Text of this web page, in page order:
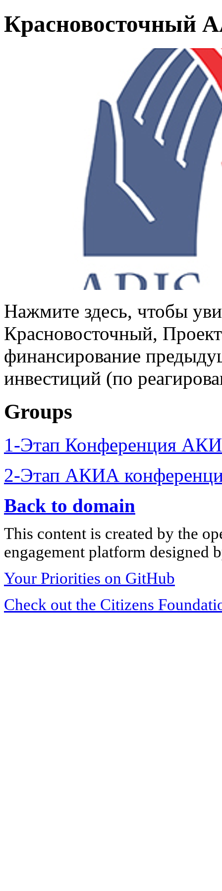
Красновосточный
Нажмите здесь, чтобы
Красновосточный,
финансирование
инвестиций (по
Groups
1-Этап Конференция
2-Этап АКИА
Back to domain
This content is created by the
engagement platform designed
Your Priorities on GitHub
Check out the Citizens